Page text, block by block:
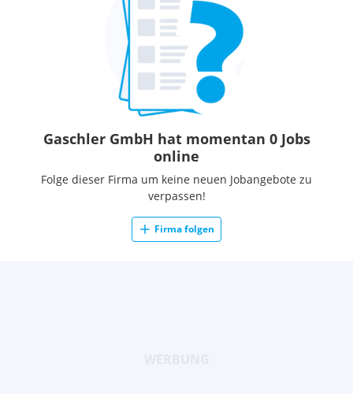
Gaschler GmbH hat momentan 0 Jobs
online
Folge dieser Firma um keine neuen Jobangebote zu
verpassen!
Firma folgen